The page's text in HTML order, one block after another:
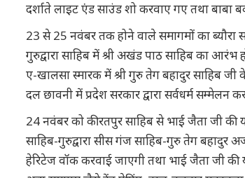
दर्शाते लाइट एंड साउंड शो करवाए गए तथा
23 से 25 नवंबर तक होने वाले समागमों का ब्यौरा
गुरुद्वारा साहिब में श्री अखंड पाठ साहिब का आरंभ
ए-खालसा स्मारक में श्री गुरु तेग बहादुर साहिब जी
दल छावनी में प्रदेश सरकार द्वारा सर्वधर्म सम्मेलन
24 नवंबर को कीरतपुर साहिब से भाई जैता जी की
साहिब-गुरुद्वारा सीस गंज साहिब-गुरु तेग
हेरिटेज वॉक करवाई जाएगी तथा भाई जैता जी की